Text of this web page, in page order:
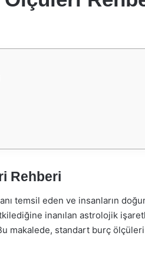
Rehberi
temsil eden ve insanların
inanılan astrolojik
makalede, standart burç ölçüleri